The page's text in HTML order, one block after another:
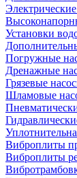
Установки
Погружные
Дренажные
Грязевые
Шламовые
Виброплиты
Виброплиты